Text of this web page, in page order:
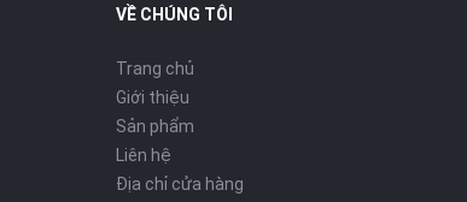
VỀ CHÚNG TÔI
Trang chủ
Giới thiệu
Sản phẩm
Liên hệ
Địa chỉ cửa hàng